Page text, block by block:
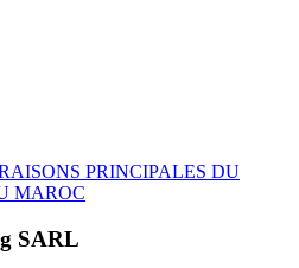
PRINCIPALES DU
MAROC
SARL